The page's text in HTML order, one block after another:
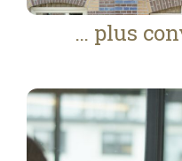
… plus